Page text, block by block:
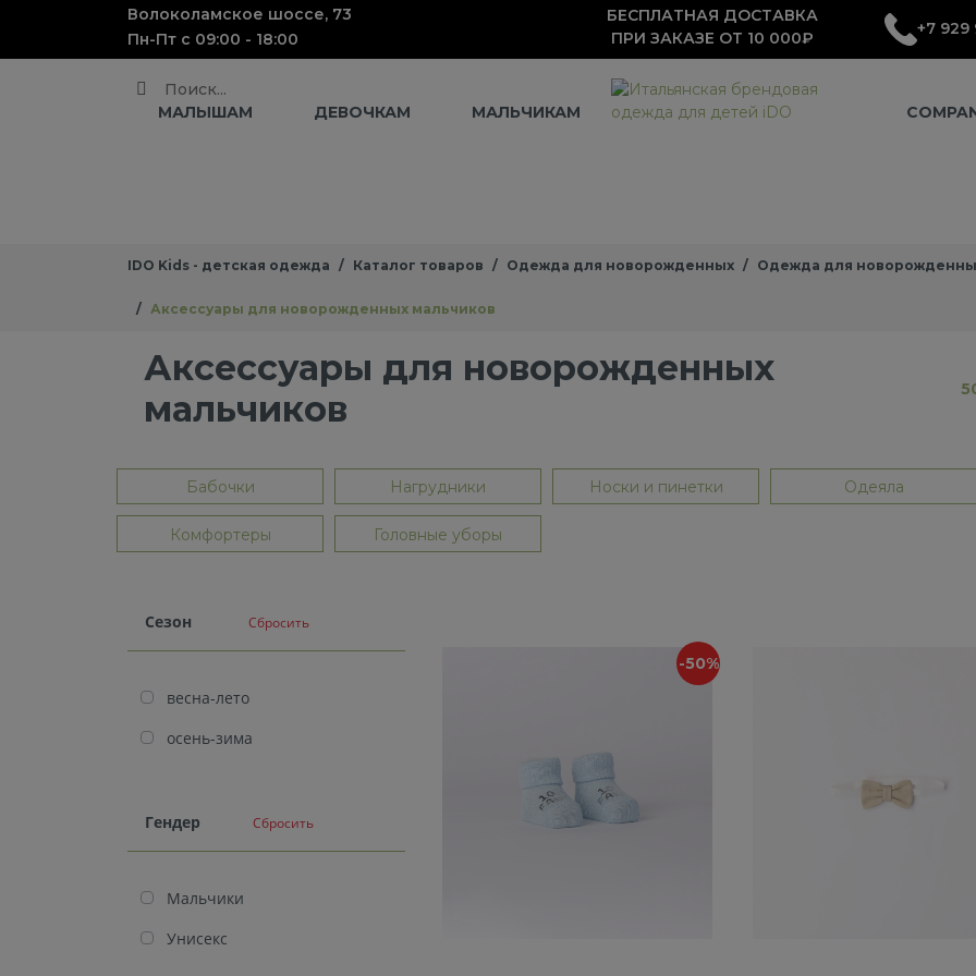
Волоколамское шоссе, 73
Пн-Пт с 09:00 - 18:00
БЕСПЛАТНАЯ ДОСТАВКА
ПРИ ЗАКАЗЕ ОТ 10 000₽
+7 929
Поиск
МАЛЫШАМ
ДЕВОЧКАМ МАЛЬЧИКАМ
IDO Kids - детская одежда Каталог товаров Одежда для новорожденных Одежда для
Аксессуары для новорожденных мальчиков
Аксессуары для новорожденных
мальчиков
Бабочки Нагрудники Носки и пинетки Одеяла
Комфортеры Головные уборы
Cезон Сбросить
весна-лето
осень-зима
Гендер Сбросить
Мальчики
Унисекс
-50%